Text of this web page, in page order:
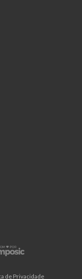
de Privacidade